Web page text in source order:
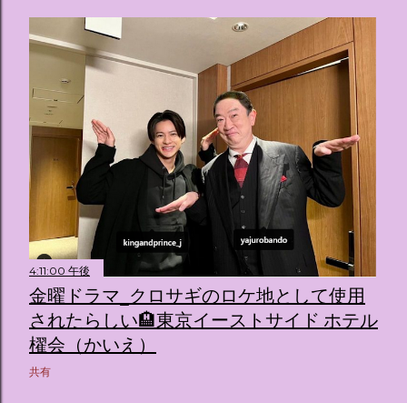
4:11:00 午後
金曜ドラマ_クロサギのロケ地として使用
されたらしい🏨東京イーストサイド ホテル
櫂会（かいえ）
共有